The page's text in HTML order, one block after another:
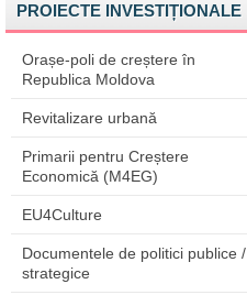
PROIECTE INVESTIȚIONALE
Orașe-poli de creștere în
Republica Moldova
Revitalizare urbană
Primarii pentru Creștere
Economică (M4EG)
EU4Culture
Documentele de politici publice /
strategice